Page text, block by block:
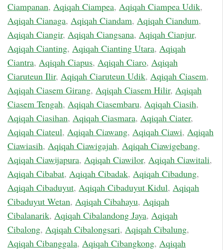
Ciampanan, Aqiqah Ciampea, Aqiqah Ciampea Udik,
Aqiqah Cianaga, Aqiqah Ciandam, Aqiqah Ciandum,
Aqiqah Ciangir, Aqiqah Ciangsana, Aqiqah Cianjur,
Aqiqah Cianting, Aqiqah Cianting Utara, Aqiqah
Ciantra, Aqiqah Ciapus, Aqiqah Ciaro, Aqiqah
Ciaruteun Ilir, Aqiqah Ciaruteun Udik, Aqiqah Ciasem,
Aqiqah Ciasem Girang, Aqiqah Ciasem Hilir, Aqiqah
Ciasem Tengah, Aqiqah Ciasembaru, Aqiqah Ciasih,
Aqiqah Ciasihan, Aqiqah Ciasmara, Aqiqah Ciater,
Aqiqah Ciateul, Aqiqah Ciawang, Aqiqah Ciawi, Aqiqah
Ciawiasih, Aqiqah Ciawigajah, Aqiqah Ciawigebang,
Aqiqah Ciawijapura, Aqiqah Ciawilor, Aqiqah Ciawitali,
Aqiqah Cibabat, Aqiqah Cibadak, Aqiqah Cibadung,
Aqiqah Cibaduyut, Aqiqah Cibaduyut Kidul, Aqiqah
Cibaduyut Wetan, Aqiqah Cibahayu, Aqiqah
Cibalanarik, Aqiqah Cibalandong Jaya, Aqiqah
Cibalong, Aqiqah Cibalongsari, Aqiqah Cibalung,
Aqiqah Cibanggala, Aqiqah Cibangkong, Aqiqah